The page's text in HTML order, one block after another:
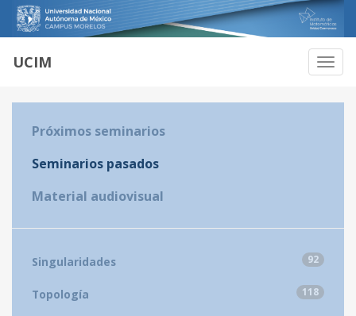
UCIM
Próximos seminarios
Seminarios pasados
Material audiovisual
Singularidades 92
Topología 118